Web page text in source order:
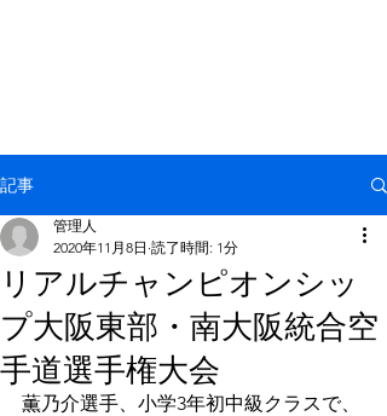
記事
リアルチャンピオンシッ
プ大阪東部・南大阪統合空
手道選手権大会
管理人
2020年11月8日 読了時間: 1分
薫乃介選手、小学3年初中級クラスで、